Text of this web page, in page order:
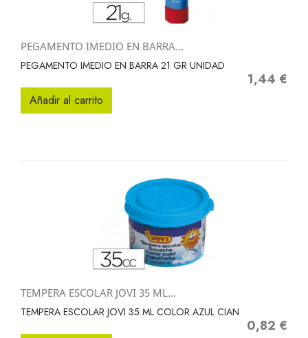
PEGAMENTO IMEDIO EN BARRA...
PEGAMENTO IMEDIO EN BARRA 21 GR UNIDAD
Precio
1,44 €
Añadir al carrito
TEMPERA ESCOLAR JOVI 35 ML...
TEMPERA ESCOLAR JOVI 35 ML COLOR AZUL CIAN
Precio
0,82 €